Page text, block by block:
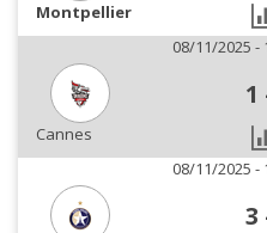
Montpellier
08/11/2025 -
1
Cannes
08/11/2025 -
3